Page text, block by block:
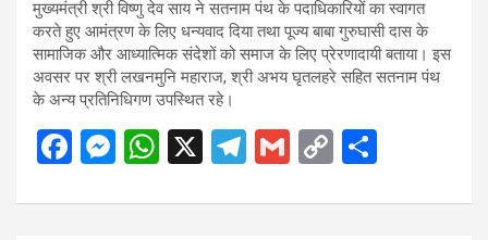
मुख्यमंत्री श्री विष्णु देव साय ने सतनाम पंथ के पदाधिकारियों का स्वागत
करते हुए आमंत्रण के लिए धन्यवाद दिया तथा पूज्य बाबा गुरुघासी दास के
सामाजिक और आध्यात्मिक संदेशों को समाज के लिए प्रेरणादायी बताया। इस
अवसर पर श्री लखनमुनि महाराज, श्री अभय घृतलहरे सहित सतनाम पंथ
के अन्य प्रतिनिधिगण उपस्थित रहे।
F
ce
M
se
W
at
X
T
e
G
ail
C
py ar